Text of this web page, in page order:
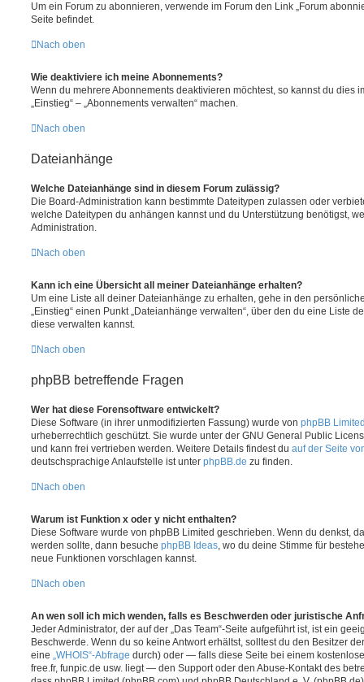
Um ein Forum zu abonnieren, verwende im Forum den Link „Forum
Seite befindet.
Nach oben
Wie deaktiviere ich meine Abonnements?
Wenn du mehrere Abonnements deaktivieren möchtest, so kannst du dies
„Einstieg“ – „Abonnements verwalten“ machen.
Nach oben
Dateianhänge
Welche Dateianhänge sind in diesem Forum zulässig?
Die Board-Administration kann bestimmte Dateitypen zulassen oder
welche Dateitypen du anhängen kannst und du Unterstützung benötigst,
Administration.
Nach oben
Kann ich eine Übersicht all meiner Dateianhänge erhalten?
Um eine Liste all deiner Dateianhänge zu erhalten, gehe in den
„Einstieg“ einen Punkt „Dateianhänge verwalten“, über den du eine Liste
diese verwalten kannst.
Nach oben
phpBB betreffende Fragen
Wer hat diese Forensoftware entwickelt?
Diese Software (in ihrer unmodifizierten Fassung) wurde von phpBB
urheberrechtlich geschützt. Sie wurde unter der GNU General Public
und kann frei vertrieben werden. Weitere Details findest du auf der Seite
deutschsprachige Anlaufstelle ist unter phpBB.de zu finden.
Nach oben
Warum ist Funktion x oder y nicht enthalten?
Diese Software wurde von phpBB Limited geschrieben. Wenn du denkst,
werden sollte, dann besuche phpBB Ideas, wo du deine Stimme für
neue Funktionen vorschlagen kannst.
Nach oben
An wen soll ich mich wenden, falls es Beschwerden oder juristische
Jeder Administrator, der auf der „Das Team“-Seite aufgeführt ist, ist ein
Beschwerde. Wenn du so keine Antwort erhältst, solltest du den Besitzer
eine „WHOIS“-Abfrage durch) oder — falls diese Seite bei einem
free.fr, funpic.de usw. liegt — den Support oder den Abuse-Kontakt des